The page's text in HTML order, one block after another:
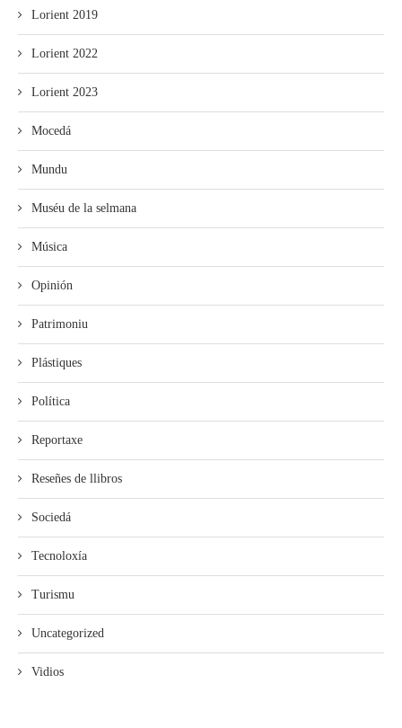
Lorient 2019
Lorient 2022
Lorient 2023
Mocedá
Mundu
Muséu de la selmana
Música
Opinión
Patrimoniu
Plástiques
Política
Reportaxe
Reseñes de llibros
Sociedá
Tecnoloxía
Turismu
Uncategorized
Vidios